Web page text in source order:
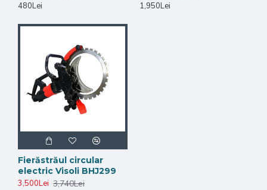
480Lei
1,950Lei
Fierăstrăul circular
electric Visoli BHJ299
3,500Lei 3,740Lei